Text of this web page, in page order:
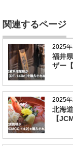
関連するページ
2025
福井
ザー
2025年
北海
【